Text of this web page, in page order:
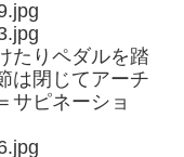
たりペダルを踏
は閉じてアーチ
サピネーショ